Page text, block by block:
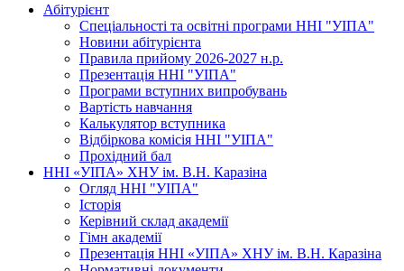
Абітурієнт
Спеціальності та освітні програми ННІ "УІПА"
Новини абітурієнта
Правила прийому 2026-2027 н.р.
Презентація ННІ "УІПА"
Програми вступних випробувань
Вартість навчання
Калькулятор вступника
Відбіркова комісія ННІ "УІПА"
Прохідний бал
ННІ «УІПА» ХНУ ім. В.Н. Каразіна
Огляд ННІ "УІПА"
Історія
Керівний склад академії
Гімн академії
Презентація ННІ «УІПА» ХНУ ім. В.Н. Каразіна